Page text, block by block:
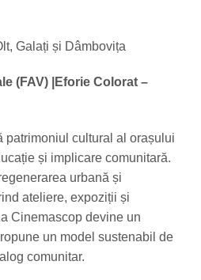
Galați și Dâmbovița
(FAV)
Eforie Colorat –
patrimoniul cultural al orașului
și implicare comunitară.
urbană și
ateliere, expoziții și
Cinemascop devine un
un model sustenabil de
comunitar.